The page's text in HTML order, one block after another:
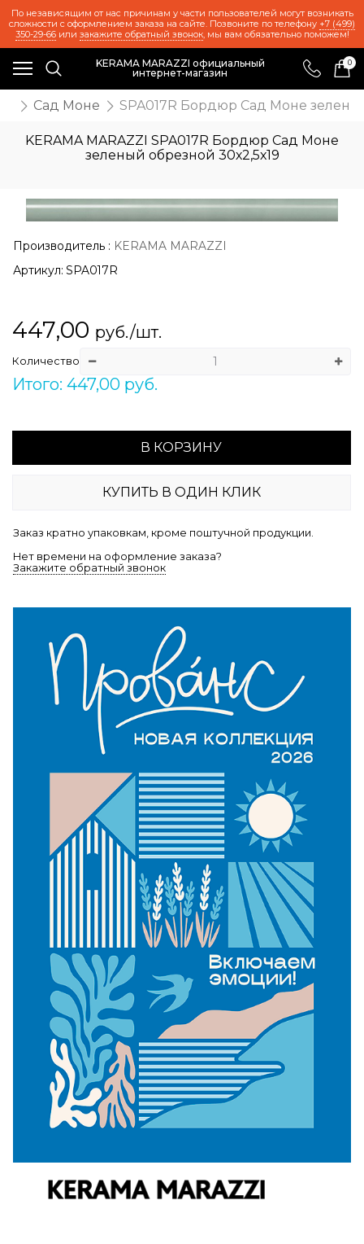
По независящим от нас причинам у части пользователей могут возникать
сложности с оформлением заказа на сайте. Позвоните по телефону +7 (499)
350-29-66или закажите обратный звонок, мы вам обязательно поможем!
KERAMA MARAZZI официальный
интернет-магазин
0
Сад Моне SPA017R Бордюр Сад Моне
KERAMA MARAZZI SPA017R Бордюр Сад Моне
зеленый обрезной 30х2,5х19
Производитель : KERAMA MARAZZI
Артикул: SPA017R
447,00 руб./шт.
Количество
Итого: 447,00 руб.
В КОРЗИНУ
КУПИТЬ В ОДИН КЛИК
Заказ кратно упаковкам, кроме поштучной продукции.
Нет времени на оформление заказа?
Закажите обратный звонок